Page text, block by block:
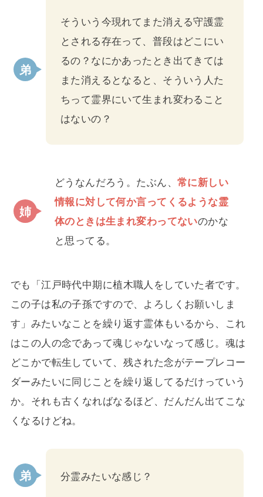
そういう今現れてまた消える守護霊
とされる存在って、普段はどこにい
るの？なにかあったとき出てきては
また消えるとなると、そういう人た
ちって霊界にいて生まれ変わること
はないの？
どうなんだろう。たぶん、 常に新しい
情報に対して何か言ってくるような霊
体のときは生まれ変わってないのかな
と思ってる。
でも「江戸時代中期に植木職人をしていた者です。
この子は私の子孫ですので、よろしくお願いしま
す」みたいなことを繰り返す霊体もいるから、これ
はこの人の念であって魂じゃないなって感じ。魂は
どこかで転生していて、残された念がテープレコー
ダーみたいに同じことを繰り返してるだけっていう
か。それも古くなればなるほど、だんだん出てこな
くなるけどね。
分霊みたいな感じ？